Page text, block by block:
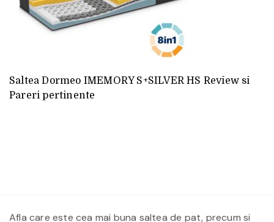
Saltea Dormeo IMEMORY S+SILVER HS Review si
Pareri pertinente
Afla care este cea mai buna saltea de pat, precum si